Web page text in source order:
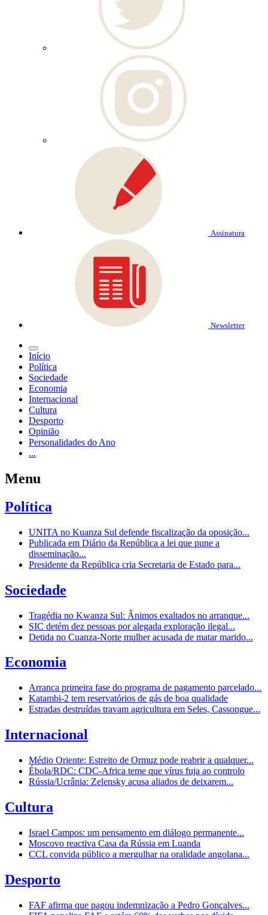
Assinatura
Newsletter
Início
Política
Sociedade
Economia
Internacional
Cultura
Desporto
Opinião
Personalidades do Ano
...
Menu
Política
UNITA no Kuanza Sul defende fiscalização da oposição...
Publicada em Diário da República a lei que pune a
disseminação...
Presidente da República cria Secretaria de Estado para...
Sociedade
Tragédia no Kwanza Sul: Ânimos exaltados no arranque...
SIC detém dez pessoas por alegada exploração ilegal...
Detida no Cuanza-Norte mulher acusada de matar marido...
Economia
Arranca primeira fase do programa de pagamento parcelado...
Katambi-2 tem reservatórios de gás de boa qualidade
Estradas destruídas travam agricultura em Seles, Cassongue...
Internacional
Médio Oriente: Estreito de Ormuz pode reabrir a qualquer...
Ébola/RDC: CDC-Africa teme que vírus fuja ao controlo
Rússia/Ucrânia: Zelensky acusa aliados de deixarem...
Cultura
Israel Campos: um pensamento em diálogo permanente...
Moscovo reactiva Casa da Rússia em Luanda
CCL convida público a mergulhar na oralidade angolana...
Desporto
FAF afirma que pagou indemnização a Pedro Gonçalves...